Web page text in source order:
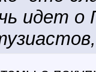
идет о